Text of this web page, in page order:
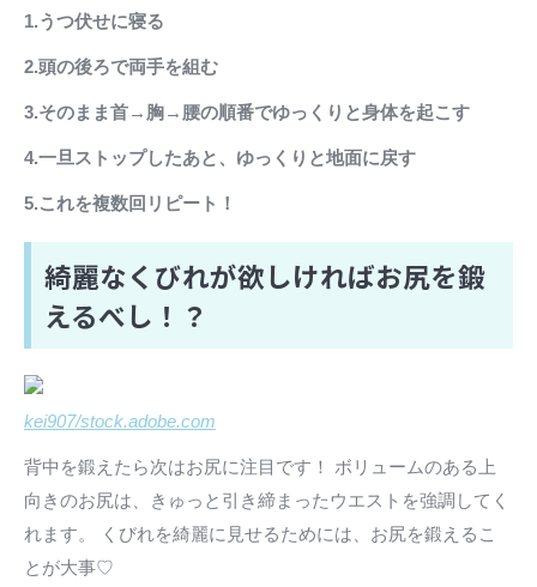
1.うつ伏せに寝る
2.頭の後ろで両手を組む
3.そのまま首→胸→腰の順番でゆっくりと身体を起こす
4.一旦ストップしたあと、ゆっくりと地面に戻す
5.これを複数回リピート！
綺麗なくびれが欲しければお尻を鍛
えるべし！？
kei907/stock.adobe.com
背中を鍛えたら次はお尻に注目です！ ボリュームのある上
向きのお尻は、きゅっと引き締まったウエストを強調してく
れます。 くびれを綺麗に見せるためには、お尻を鍛えるこ
とが大事♡